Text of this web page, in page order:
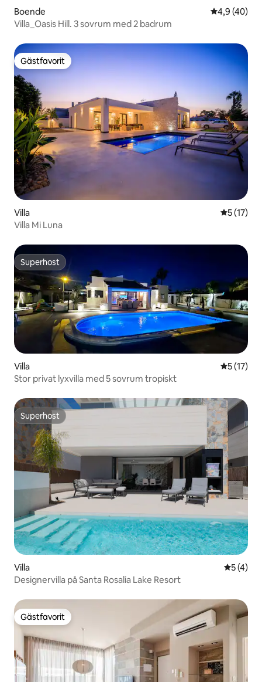
Boende 4,9 av 5 i
4,9 (40)
Villa_Oasis Hill. 3 sovrum med 2 badrum
Gästfavorit
Gästfavorit
Villa 5 av 5 i
5 (17)
Villa Mi Luna
Superhost
Superhost
Villa 5 av 5 i
5 (17)
Stor privat lyxvilla med 5 sovrum tropiskt
Superhost
Superhost
Villa 5 av 5 i
5 (4)
Designervilla på Santa Rosalia Lake Resort
Gästfavorit
Gästfavorit